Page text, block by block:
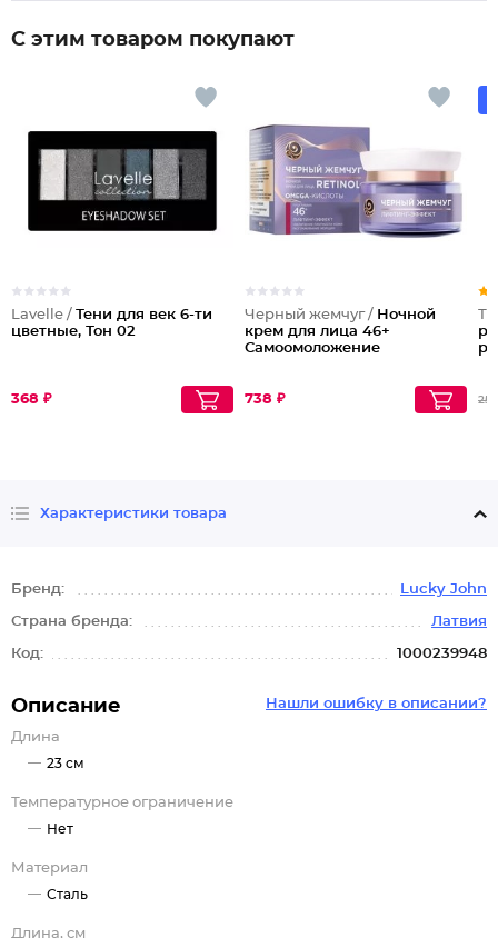
С этим товаром покупают
Lavelle / Тени для век 6-ти
цветные, Тон 02
368 ₽
Черный жемчуг / Ночной
крем для лица 46+
Самоомоложение
738 ₽ 259
Характеристики товара
Бренд: Lucky John
Страна бренда: Латвия
Код: 1000239948
Нашли ошибку в описании?
Описание
Длина
23 см
Температурное ограничение
Нет
Материал
Сталь
Длина, см